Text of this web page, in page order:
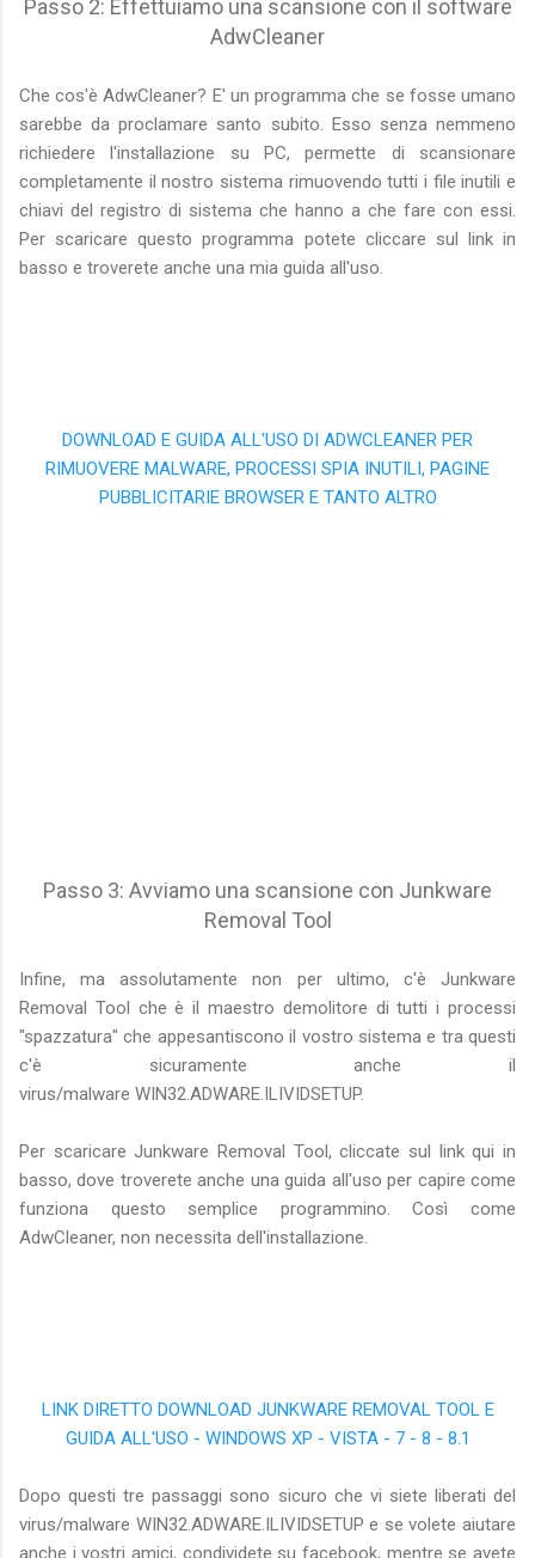
Passo 2: Effettuiamo una scansione con il software
AdwCleaner
Che cos'è AdwCleaner? E' un programma che se fosse umano
sarebbe da proclamare santo subito. Esso senza nemmeno
richiedere l'installazione su PC, permette di scansionare
completamente il nostro sistema rimuovendo tutti i file inutili e
chiavi del registro di sistema che hanno a che fare con essi.
Per scaricare questo programma potete cliccare sul link in
basso e troverete anche una mia guida all'uso.
DOWNLOAD E GUIDA ALL'USO DI ADWCLEANER PER
RIMUOVERE MALWARE, PROCESSI SPIA INUTILI, PAGINE
PUBBLICITARIE BROWSER E TANTO ALTRO
Passo 3: Avviamo una scansione con Junkware
Removal Tool
Infine, ma assolutamente non per ultimo, c'è Junkware
Removal Tool che è il maestro demolitore di tutti i processi
"spazzatura" che appesantiscono il vostro sistema e tra questi
c'è sicuramente anche il
virus/malware WIN32.ADWARE.ILIVIDSETUP.
Per scaricare Junkware Removal Tool, cliccate sul link qui in
basso, dove troverete anche una guida all'uso per capire come
funziona questo semplice programmino. Così come
AdwCleaner, non necessita dell'installazione.
LINK DIRETTO DOWNLOAD JUNKWARE REMOVAL TOOL E
GUIDA ALL'USO - WINDOWS XP - VISTA - 7 - 8 - 8.1
Dopo questi tre passaggi sono sicuro che vi siete liberati del
virus/malware WIN32.ADWARE.ILIVIDSETUP e se volete aiutare
anche i vostri amici, condividete su facebook, mentre se avete